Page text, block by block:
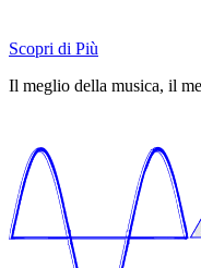
Scopri di Più
Il meglio della musica, il